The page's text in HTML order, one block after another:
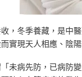
，冬季養藏，是中
實現天人相應、陰陽
未病先防，已病防